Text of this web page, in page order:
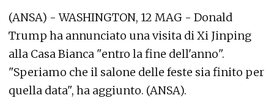
(ANSA) - WASHINGTON, 12 MAG - Donald
Trump ha annunciato una visita di Xi Jinping
alla Casa Bianca "entro la fine dell'anno".
"Speriamo che il salone delle feste sia finito per
quella data", ha aggiunto. (ANSA).